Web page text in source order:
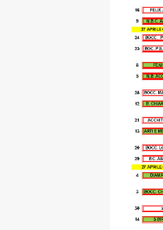
Scuola
Centro